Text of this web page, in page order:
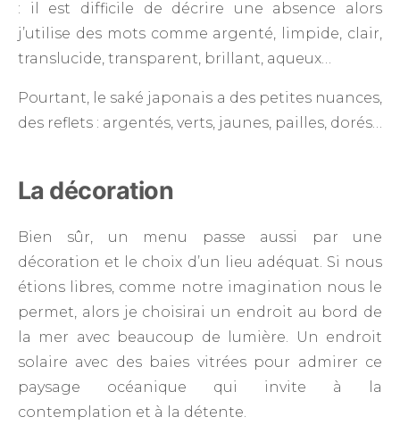
: il est difficile de décrire une absence alors
j’utilise des mots comme argenté, limpide, clair,
translucide, transparent, brillant, aqueux…
Pourtant, le saké japonais a des petites nuances,
des reflets : argentés, verts, jaunes, pailles, dorés…
La décoration
Bien sûr, un menu passe aussi par une
décoration et le choix d’un lieu adéquat. Si nous
étions libres, comme notre imagination nous le
permet, alors je choisirai un endroit au bord de
la mer avec beaucoup de lumière. Un endroit
solaire avec des baies vitrées pour admirer ce
paysage océanique qui invite à la
contemplation et à la détente.